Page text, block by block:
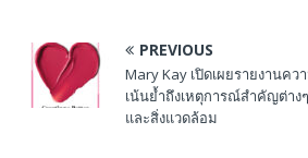
PREVIOUS
Mary Kay เปิดเผยรายงานคว
เน้นย้ำถึงเหตุการณ์สำคัญต่าง
และสิ่งแวดล้อม